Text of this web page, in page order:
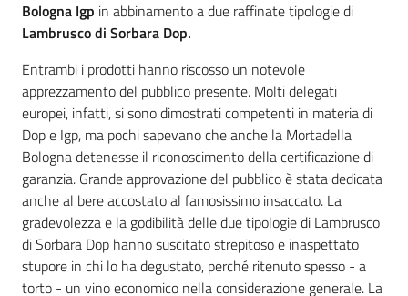
Agricoltura,
caccia e
pesca
Argomenti
Novità
Servizi
Leggi atti bandi
Bologna Igp in abbinamento a due raffinate tipologie di
Lambrusco di Sorbara Dop.
Entrambi i prodotti hanno riscosso un notevole
apprezzamento del pubblico presente. Molti delegati
europei, infatti, si sono dimostrati competenti in materia di
Dop e Igp, ma pochi sapevano che anche la Mortadella
Bologna detenesse il riconoscimento della certificazione di
garanzia. Grande approvazione del pubblico è stata dedicata
anche al bere accostato al famosissimo insaccato. La
gradevolezza e la godibilità delle due tipologie di Lambrusco
di Sorbara Dop hanno suscitato strepitoso e inaspettato
stupore in chi lo ha degustato, perché ritenuto spesso - a
torto - un vino economico nella considerazione generale. La